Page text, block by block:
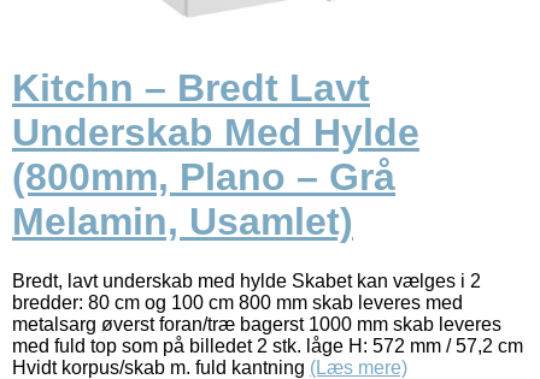
Kitchn – Bredt Lavt
Underskab Med Hylde
(800mm, Plano – Grå
Melamin, Usamlet)
Bredt, lavt underskab med hylde Skabet kan vælges i 2
bredder: 80 cm og 100 cm 800 mm skab leveres med
metalsarg øverst foran/træ bagerst 1000 mm skab leveres
med fuld top som på billedet 2 stk. låge H: 572 mm / 57,2 cm
Hvidt korpus/skab m. fuld kantning (Læs mere)